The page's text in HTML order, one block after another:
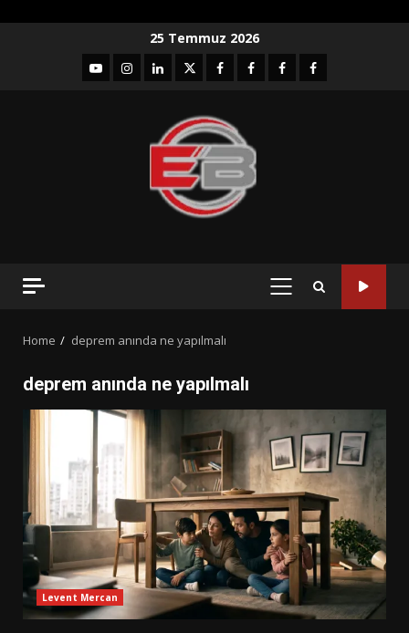
25 Temmuz 2026
YouTubeInstagram
LinkedIntwitterfacebook-Facebook-
Facebook-Facebook-
PRIMARY
Home deprem anında ne yapılmalı
deprem anında ne yapılmalı
Levent Mercan